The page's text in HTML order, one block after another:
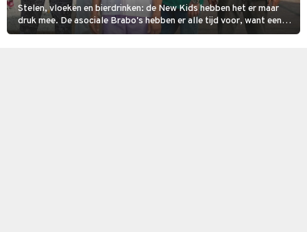
Stelen, vloeken en bierdrinken: de New Kids hebben het er maar
druk mee. De asociale Brabo's hebben er alle tijd voor, want een
baan hebben ze niet. Na een serie over hun avonturen kwam New